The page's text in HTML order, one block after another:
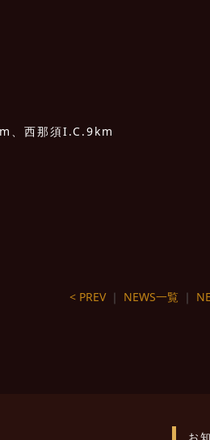
、西那須I.C.9km
< PREV｜ NEWS一覧 ｜
お